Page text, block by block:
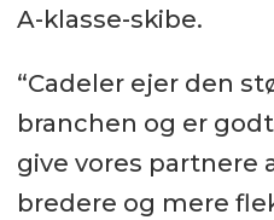
A-klasse-skibe.
“Cadeler ejer den
branchen og er
give vores partnere
bredere og mere